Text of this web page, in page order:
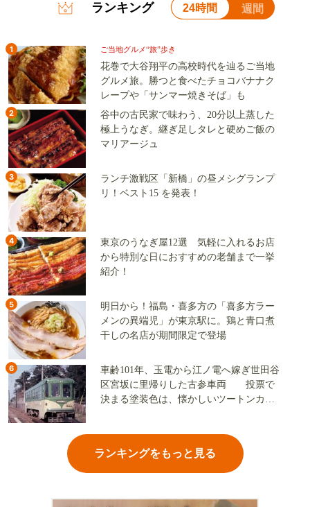
ランキング 24時間 週間
1 ご当地グルメ“旅”歩き
花巻で大谷翔平の高校時代を辿るご当地
グルメ旅。勝つと食べたチョコバナナク
レープや「サンマー焼きそば」も
2
谷中の古民家で味わう、20分以上蒸した
極上うなぎ。継ぎ足しタレと硬めご飯の
マリアージュ
3
ランチ激戦区「新橋」の昼メシグランプ
リ！ベスト15 を発表！
4
東京のうなぎ屋12選 気軽に入れるお店
から特別な日におすすめの老舗まで一挙
紹介！
5
明日から！福島・喜多方の「喜多方ラー
メンの異端児」が東京駅に。鶏と青口煮
干しの名店が期間限定で登場
6
車齢101年、玉電から江ノ電へ嫁ぎ世田谷
区宮坂に里帰りした古参車両 投票で
決まる塗装色は、懐かしいツートンカラ
ランキングをもっと見る